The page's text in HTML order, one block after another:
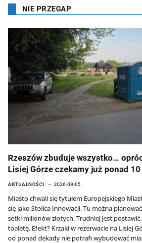
NIE PRZEGAP
Rzeszów zbuduje wszystko…
Lisiej Górze czekamy już ponad
AKTUALNOŚCI 2026-08-05
Miasto chwali się tytułem Europejskiego
się jako Stolica Innowacji. Tu można
setki milionów złotych. Trudniej jest
toaletę. Efekt? Krzaki w rezerwacie na Lisiej
od ponad dekady nie potrafi wybudować